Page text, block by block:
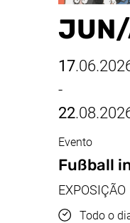
JUN/​
17
-
22
jun/ago,
Fußball
Evento
EXPOSIÇÃO
Hora
Todo o